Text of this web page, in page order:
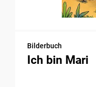
Bilderbuch
Ich bin Mari